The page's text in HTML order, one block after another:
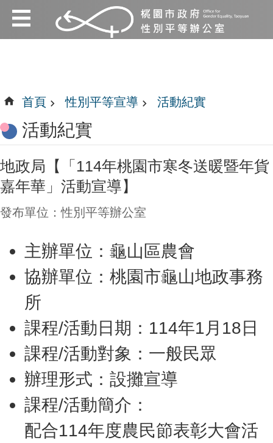
跳到主要內容區塊
:::
:::
首頁 性別平等宣導 活動紀實
活動紀實
地政局【「114年桃園市寒冬送暖暨年貨
嘉年華」活動宣導】
發布單位：性別平等辦公室
主辦單位：龜山區農會
協辦單位：桃園市龜山地政事務
所
課程/活動日期：114年1月18日
課程/活動對象：一般民眾
辦理形式：設攤宣導
課程/活動簡介：
配合114年度農民節表彰大會活